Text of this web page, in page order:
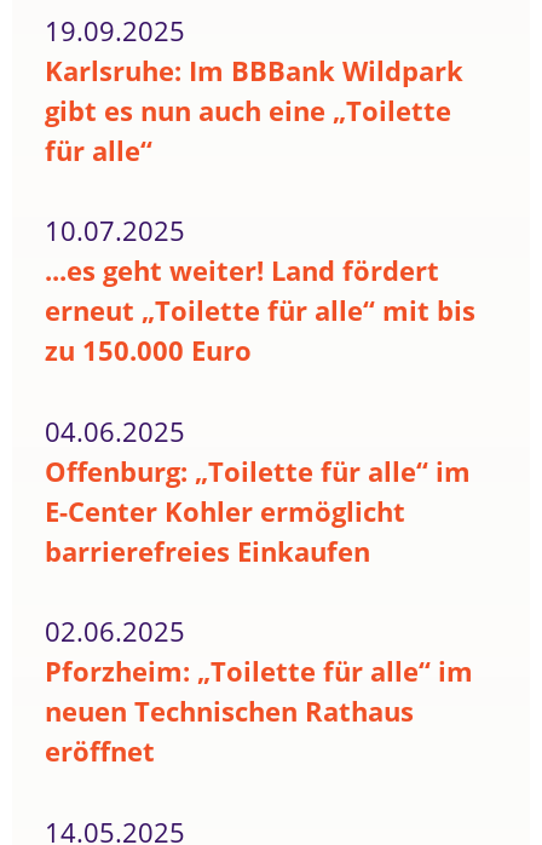
19.09.2025
Karlsruhe: Im BBBank Wildpark
gibt es nun auch eine „Toilette
für alle“
10.07.2025
...es geht weiter! Land fördert
erneut „Toilette für alle“ mit bis
zu 150.000 Euro
04.06.2025
Offenburg: „Toilette für alle“ im
E-Center Kohler ermöglicht
barrierefreies Einkaufen
02.06.2025
Pforzheim: „Toilette für alle“ im
neuen Technischen Rathaus
eröffnet
14.05.2025